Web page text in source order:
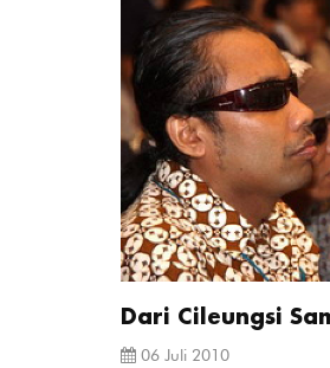
Dari Cileungsi
06 Juli 2010